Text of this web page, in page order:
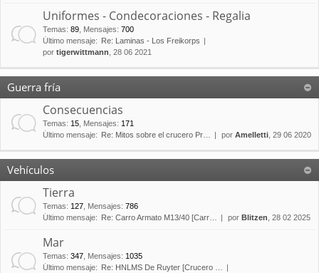
Uniformes - Condecoraciones - Regalia
Temas: 89 Mensajes: 700
Último mensaje:
Re: Laminas - Los Freikorps
por tigerwittmann , 28 06 2021
Guerra fría
Consecuencias
Temas: 15 Mensajes: 171
Último mensaje:
Re: Mitos sobre el crucero Pr… por Amelletti , 29 06 2020
Vehículos
Tierra
Temas: 127 Mensajes: 786
Último mensaje:
Re: Carro Armato M13/40 [Carr… por Blitzen , 28 02 2025
Mar
Temas: 347 Mensajes: 1035
Último mensaje:
Re: HNLMS De Ruyter [Crucero …